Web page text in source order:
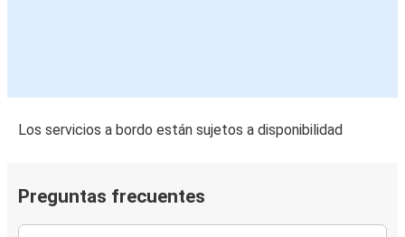
Los servicios a bordo están sujetos a disponibilidad
Preguntas frecuentes